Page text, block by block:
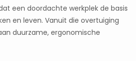
een doordachte werkplek de basis
en leven. Vanuit die overtuiging
duurzame, ergonomische